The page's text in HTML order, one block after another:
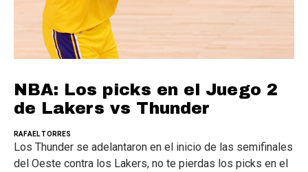
NBA: Los picks en el Juego 2
de Lakers vs Thunder
RAFAEL TORRES
Los Thunder se adelantaron en el inicio de las semifinales
del Oeste contra los Lakers, no te pierdas los picks en el